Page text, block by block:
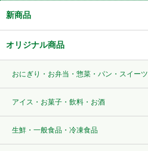
新商品
オリジナル商品
おにぎり・お弁当・惣菜・パン・スイーツ
アイス・お菓子・飲料・お酒
生鮮・一般食品・冷凍食品